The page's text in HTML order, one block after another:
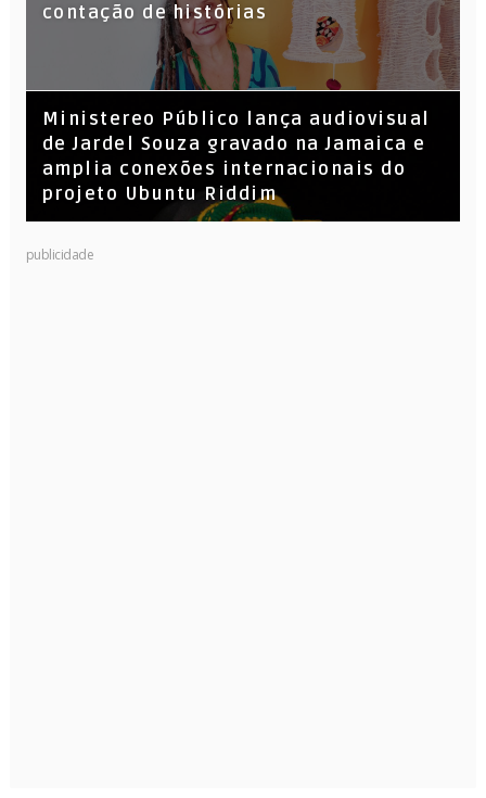
Leandro Vitrola na BIGSHAKE 14
contação de histórias
​Ministereo Público lança audiovisual
de Jardel Souza gravado na Jamaica e
amplia conexões internacionais do
projeto Ubuntu Riddim
publicidade